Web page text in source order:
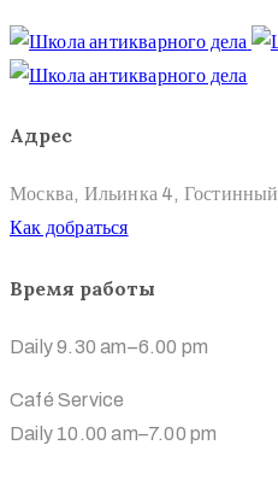
Адрес
Москва, Ильинка 4,
Как добраться
Время работы
Daily 9.30 am–6.00 pm
Café Service
Daily 10.00 am–7.00 pm